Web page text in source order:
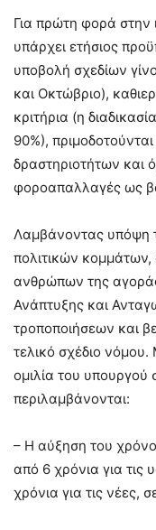
Για πρώτη φορά στην
υπάρχει ετήσιος
υποβολή σχεδίων
και Οκτώβριο),
κριτήρια (η
90%),
δραστηριοτήτων και
φοροαπαλλαγές ως
Λαμβάνοντας υπόψη
πολιτικών
ανθρώπων της
Ανάπτυξης και
τροποποιήσεων και
τελικό σχέδιο
ομιλία του υπουργού
περιλαμβάνονται:
– Η αύξηση του
από 6 χρόνια για τις
χρόνια για τις νέες,